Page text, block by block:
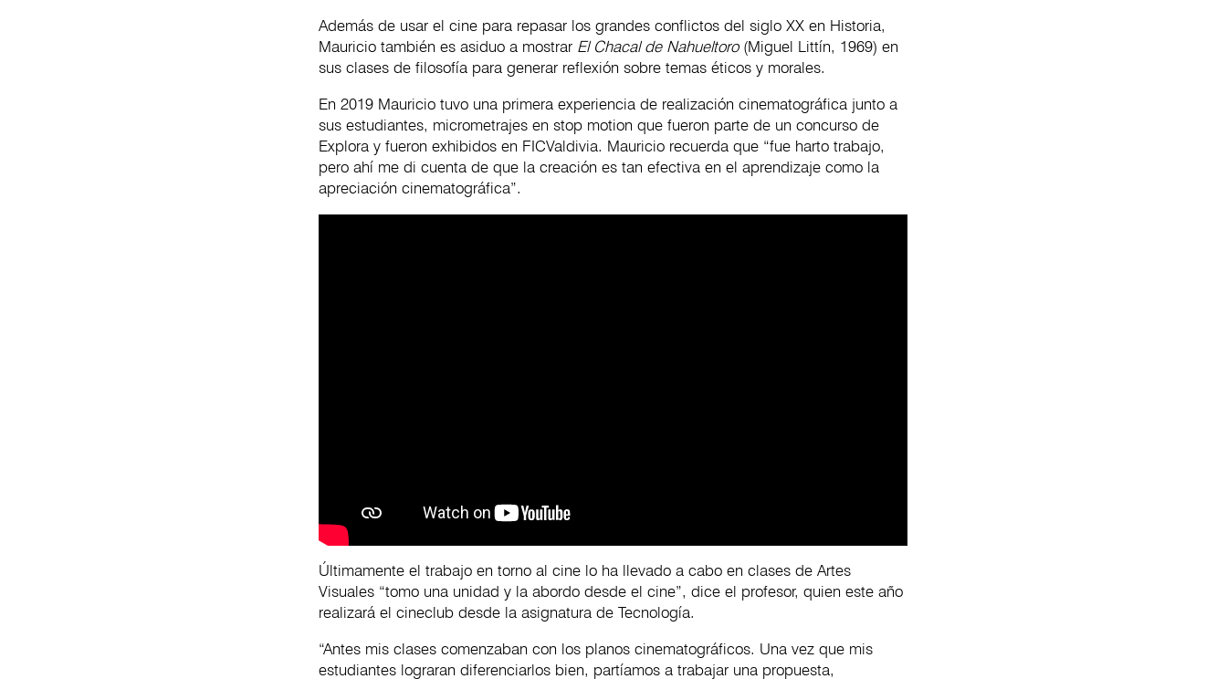
Además de usar el cine para repasar los grandes conflictos del siglo XX en Historia,
Mauricio también es asiduo a mostrar El Chacal de Nahueltoro(Miguel Littín, 1969) en
sus clases de filosofía para generar reflexión sobre temas éticos y morales.
En 2019 Mauricio tuvo una primera experiencia de realización cinematográfica junto a
sus estudiantes, micrometrajes en stop motion que fueron parte de un concurso de
Explora y fueron exhibidos en FICValdivia. Mauricio recuerda que “fue harto trabajo,
pero ahí me di cuenta de que la creación es tan efectiva en el aprendizaje como la
apreciación cinematográfica”.
Últimamente el trabajo en torno al cine lo ha llevado a cabo en clases de Artes
Visuales “tomo una unidad y la abordo desde el cine”, dice el profesor, quien este año
realizará el cineclub desde la asignatura de Tecnología.
“Antes mis clases comenzaban con los planos cinematográficos. Una vez que mis
estudiantes lograran diferenciarlos bien, partíamos a trabajar una propuesta,